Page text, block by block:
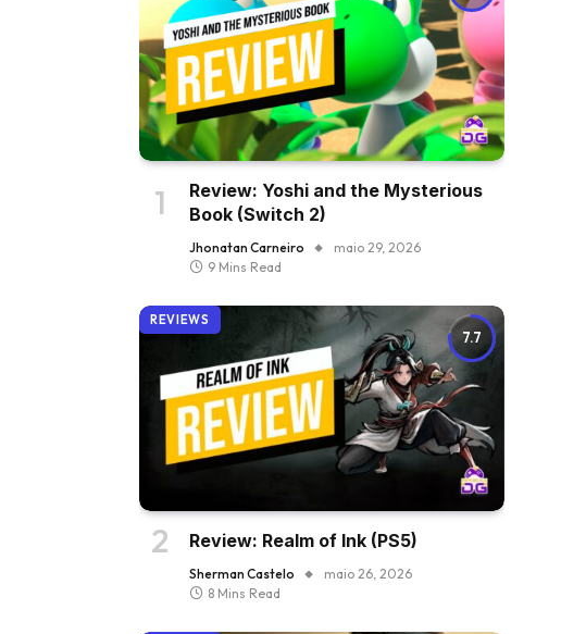
Review: Yoshi and the Mysterious
Book (Switch 2)
Jhonatan Carneiro
maio 29, 2026
9 Mins Read
7.7
REVIEWS
Review: Realm of Ink (PS5)
Sherman Castelo
maio 26, 2026
8 Mins Read